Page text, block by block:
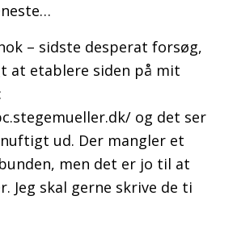
– sidste desperat forsøg,
at etablere siden på mit
og det ser
ud. Der mangler et
men det er jo til at
Jeg skal gerne skrive de ti